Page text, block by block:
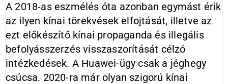
A 2018-as eszmélés óta azonban egymást érik
az ilyen kínai törekvések elfojtását, illetve az
ezt előkészítő kínai propaganda és illegális
befolyásszerzés visszaszorítását célzó
intézkedések. A Huawei-ügy csak a jéghegy
csúcsa. 2020-ra már olyan szigorú kínai